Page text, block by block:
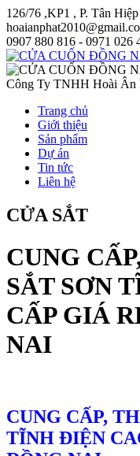
126/76 ,KP1 , P. Tân
0907 880 816 - 0971 026
Công Ty TNHH Hoài Ân
Trang chủ
Giới thiệu
Sản phẩm
Dự án
Tin tức
Liên hệ
CỬA SẮT
CUNG
SẮT SƠN
CẤP GIÁ
NAI
CUNG CẤP,
TĨNH ĐIỆN